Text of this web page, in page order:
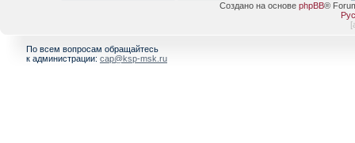
Создано на основе phpBB®
[
По всем вопросам обращайтесь
к администрации: cap@ksp-msk.ru